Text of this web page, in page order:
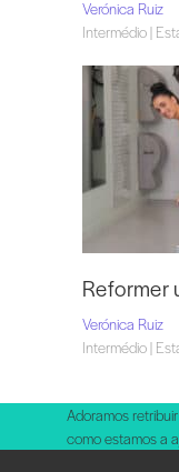
Verónica Ruiz
Intermédio |
Reformer
Verónica Ruiz
Intermédio |
Adoramos
como estamos a